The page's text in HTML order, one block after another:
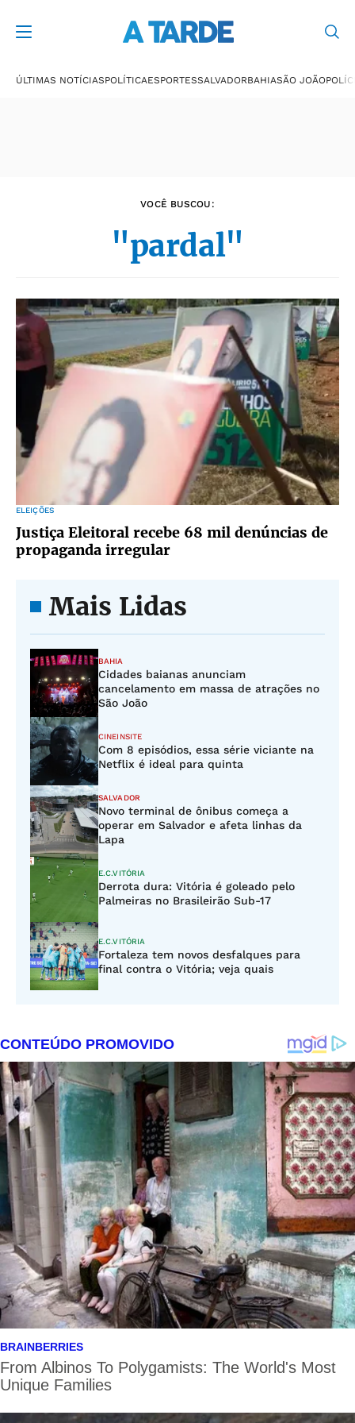
ÚLTIMAS NOTÍCIASPOLÍTICAESPORTESSALVADORBAHIASÃO JOÃO
VOCÊ BUSCOU:
"pardal"
ELEIÇÕES
Justiça Eleitoral recebe 68 mil denúncias de
propaganda irregular
Mais Lidas
BAHIA
Cidades baianas anunciam
cancelamento em massa de atrações no
São João
CINEINSITE
Com 8 episódios, essa série viciante na
Netflix é ideal para quinta
SALVADOR
Novo terminal de ônibus começa a
operar em Salvador e afeta linhas da
Lapa
E.C.VITÓRIA
Derrota dura: Vitória é goleado pelo
Palmeiras no Brasileirão Sub-17
E.C.VITÓRIA
Fortaleza tem novos desfalques para
final contra o Vitória; veja quais